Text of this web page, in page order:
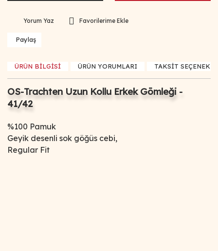
Yorum Yaz
Paylaş
ÜRÜN BİLGİSİ ÜRÜN YORUMLARI TAKSİT
OS-Trachten Uzun Kollu Erkek Gömleği -
41/42
%100 Pamuk
Geyik desenli sok göğüs cebi,
Regular Fit